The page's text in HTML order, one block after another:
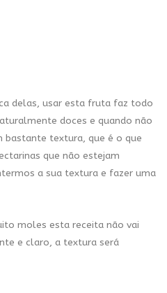
delas, usar esta fruta faz todo
doces e quando não
textura, que é o que
que não estejam
a sua textura e fazer uma
moles esta receita não vai
e claro, a textura será